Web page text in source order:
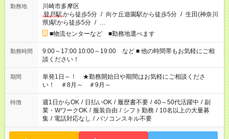
勤務地
川崎市多摩区
登戸駅から徒歩5分 / 向ケ丘遊園駅から徒歩5分 / 生田(神奈川
県)駅から徒歩5分 / …
■物流センターなど ■勤務地選べます
勤務時間
9:00～17:00 10:00～19:00 など ■ 他の時間帯もお気軽にご相
談ください！
期間
単発1日～！ ★勤務開始日や期間はお気軽にご相談くださ
い！ ＃8月～ ＃9月～
特徴 週1日からOK / 日払いOK / 履歴書不要 / 40～50代活躍中 / 副
業・WワークOK / 服装自由 / シフト勤務 / 10名以上の大量募
集 / 電話対応なし / パソコンスキル不要